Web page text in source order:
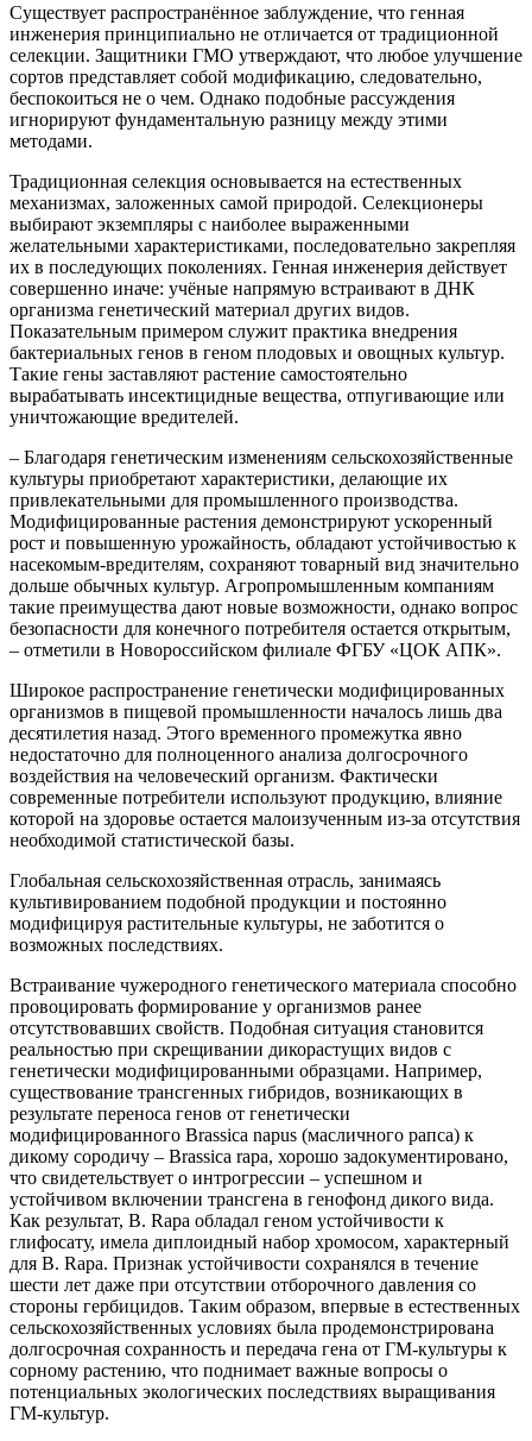
Существует распространённое заблуждение, что генная
инженерия принципиально не отличается от традиционной
селекции. Защитники ГМО утверждают, что любое улучшение
сортов представляет собой модификацию, следовательно,
беспокоиться не о чем. Однако подобные рассуждения
игнорируют фундаментальную разницу между этими
методами.
Традиционная селекция основывается на естественных
механизмах, заложенных самой природой. Селекционеры
выбирают экземпляры с наиболее выраженными
желательными характеристиками, последовательно закрепляя
их в последующих поколениях. Генная инженерия действует
совершенно иначе: учёные напрямую встраивают в ДНК
организма генетический материал других видов.
Показательным примером служит практика внедрения
бактериальных генов в геном плодовых и овощных культур.
Такие гены заставляют растение самостоятельно
вырабатывать инсектицидные вещества, отпугивающие или
уничтожающие вредителей.
– Благодаря генетическим изменениям сельскохозяйственные
культуры приобретают характеристики, делающие их
привлекательными для промышленного производства.
Модифицированные растения демонстрируют ускоренный
рост и повышенную урожайность, обладают устойчивостью к
насекомым-вредителям, сохраняют товарный вид значительно
дольше обычных культур. Агропромышленным компаниям
такие преимущества дают новые возможности, однако вопрос
безопасности для конечного потребителя остается открытым,
– отметили в Новороссийском филиале ФГБУ «ЦОК АПК».
Широкое распространение генетически модифицированных
организмов в пищевой промышленности началось лишь два
десятилетия назад. Этого временного промежутка явно
недостаточно для полноценного анализа долгосрочного
воздействия на человеческий организм. Фактически
современные потребители используют продукцию, влияние
которой на здоровье остается малоизученным из-за отсутствия
необходимой статистической базы.
Глобальная сельскохозяйственная отрасль, занимаясь
культивированием подобной продукции и постоянно
модифицируя растительные культуры, не заботится о
возможных последствиях.
Встраивание чужеродного генетического материала способно
провоцировать формирование у организмов ранее
отсутствовавших свойств. Подобная ситуация становится
реальностью при скрещивании дикорастущих видов с
генетически модифицированными образцами. Например,
существование трансгенных гибридов, возникающих в
результате переноса генов от генетически
модифицированного Brassica napus (масличного рапса) к
дикому сородичу – Brassica rapa, хорошо задокументировано,
что свидетельствует о интрогрессии – успешном и
устойчивом включении трансгена в генофонд дикого вида.
Как результат, B. Rapa обладал геном устойчивости к
глифосату, имела диплоидный набор хромосом, характерный
для B. Rapa. Признак устойчивости сохранялся в течение
шести лет даже при отсутствии отборочного давления со
стороны гербицидов. Таким образом, впервые в естественных
сельскохозяйственных условиях была продемонстрирована
долгосрочная сохранность и передача гена от ГМ-культуры к
сорному растению, что поднимает важные вопросы о
потенциальных экологических последствиях выращивания
ГМ-культур.